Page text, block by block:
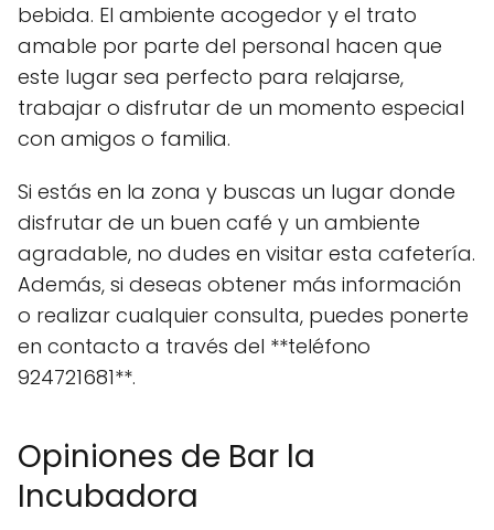
bebida. El ambiente acogedor y el trato
amable por parte del personal hacen que
este lugar sea perfecto para relajarse,
trabajar o disfrutar de un momento especial
con amigos o familia.
Si estás en la zona y buscas un lugar donde
disfrutar de un buen café y un ambiente
agradable, no dudes en visitar esta cafetería.
Además, si deseas obtener más información
o realizar cualquier consulta, puedes ponerte
en contacto a través del **teléfono
924721681**.
Opiniones de Bar la
Incubadora